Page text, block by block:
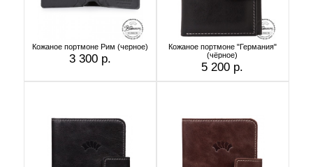
Кожаное портмоне Рим (черное)
3 300 р.
Кожаное портмоне "Германия"
(чёрное)
5 200 р.